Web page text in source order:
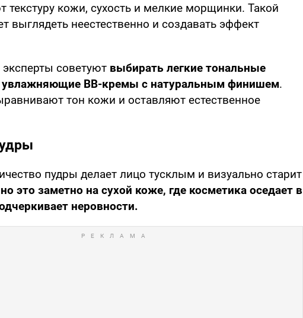
текстуру кожи, сухость и мелкие морщинки. Такой
выглядеть неестественно и создавать эффект
эксперты советуют выбирать легкие тональные
BB-кремы с натуральным финишем.
тон кожи и оставляют естественное
пудры делает лицо тусклым и визуально старит
это заметно на сухой коже, где косметика оседает в
неровности.